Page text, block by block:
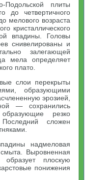
Подольской плиты
до четвертичного
мелового возраста
кристаллического
впадины. Головы
снивелированы и
залегающей
мела определяет
плато.
слои перекрыты
образующими
эрозией,
— сохранились
резко
сложен
надмеловая
Выровненная
образует плоскую
понижения